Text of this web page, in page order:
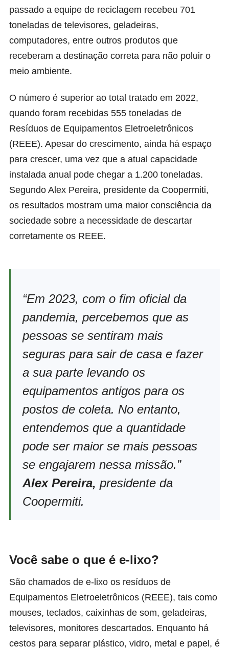
passado a equipe de reciclagem recebeu 701
toneladas de televisores, geladeiras,
computadores, entre outros produtos que
receberam a destinação correta para não poluir o
meio ambiente.
O número é superior ao total tratado em 2022,
quando foram recebidas 555 toneladas de
Resíduos de Equipamentos Eletroeletrônicos
(REEE). Apesar do crescimento, ainda há espaço
para crescer, uma vez que a atual capacidade
instalada anual pode chegar a 1.200 toneladas.
Segundo Alex Pereira, presidente da Coopermiti,
os resultados mostram uma maior consciência da
sociedade sobre a necessidade de descartar
corretamente os REEE.
“Em 2023, com o fim oficial da
pandemia, percebemos que as
pessoas se sentiram mais
seguras para sair de casa e fazer
a sua parte levando os
equipamentos antigos para os
postos de coleta. No entanto,
entendemos que a quantidade
pode ser maior se mais pessoas
se engajarem nessa missão.”
Alex Pereira, presidente da
Coopermiti.
Você sabe o que é e-lixo?
São chamados de e-lixo os resíduos de
Equipamentos Eletroeletrônicos (REEE), tais como
mouses, teclados, caixinhas de som, geladeiras,
televisores, monitores descartados. Enquanto há
cestos para separar plástico, vidro, metal e papel, é